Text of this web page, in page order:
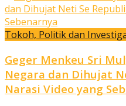
Tokoh, Politik dan
Geger Menkeu Sri
Negara dan Dihujat
Narasi Video yang